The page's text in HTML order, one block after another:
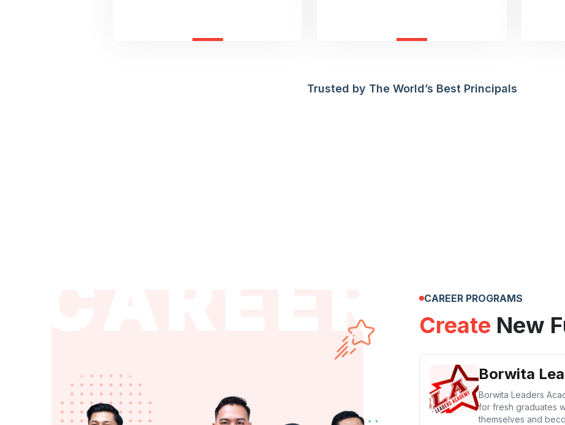
Trusted by The World’s Best Principals
CAREER PROGRAMS
Create New
Borwita
Borwita Leaders
for fresh graduates
themselves and